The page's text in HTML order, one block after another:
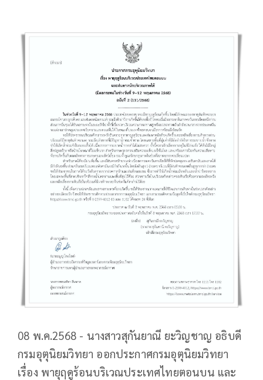
08 พ.ค.2568 - นางสาวสุกันยาณี ยะวิญชาญ อธิบดี
กรมอุตุนิยมวิทยา ออกประกาศกรมอุตุนิยมวิทยา
เรื่อง พายุฤดูร้อนบริเวณประเทศไทยตอนบน และ